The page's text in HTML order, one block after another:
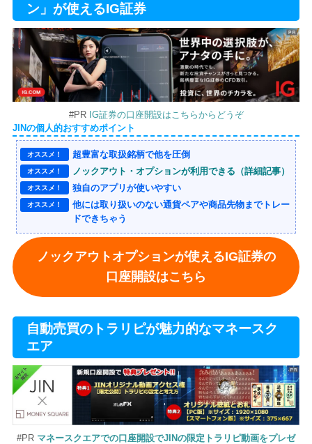
ン」が使えるIG証券
#PR IG証券の口座開設はこちらからどうぞ
JINの個人的おすすめポイント
オススメ！ 超豊富な取扱銘柄で他を圧倒
オススメ！ ノックアウト・オプションが利用できる（詳細記事）
オススメ！ 独自のアプリが使いやすい
オススメ！
他には取り扱いのない通貨ペアや商品先物までトレー
ドできちゃう
ノックアウトオプションが使えるIG証券の
口座開設はこちら
自動売買のトラリピが魅力的なマネースク
エア
#PR マネースクエアでの口座開設でJINの限定トラリピ動画をプレゼ